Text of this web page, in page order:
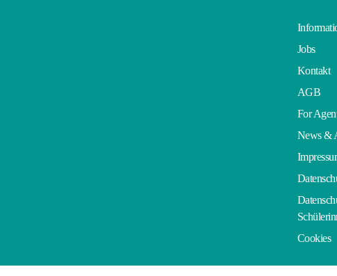
Jobs
Kontakt
AGB
For
News &
Cookies